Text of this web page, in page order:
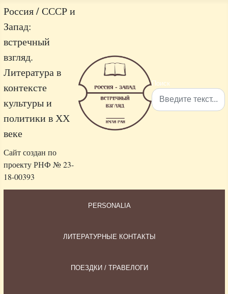
Россия / СССР и
Запад:
встречный
взгляд.
Литература в
контексте
культуры и
политики в ХХ
веке
Сайт создан по
проекту РНФ № 23-
18-00393
Поиск
PERSONALIA
ЛИТЕРАТУРНЫЕ КОНТАКТЫ
ПОЕЗДКИ / ТРАВЕЛОГИ